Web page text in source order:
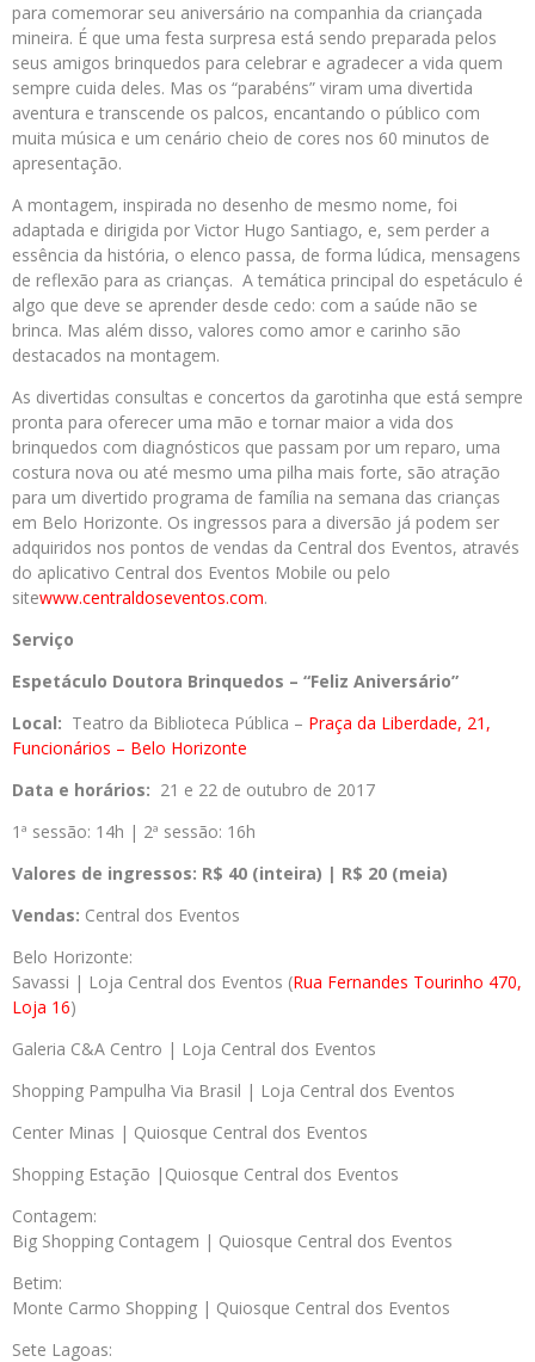
para comemorar seu aniversário na companhia da criançada
mineira. É que uma festa surpresa está sendo preparada pelos
seus amigos brinquedos para celebrar e agradecer a vida quem
sempre cuida deles. Mas os “parabéns” viram uma divertida
aventura e transcende os palcos, encantando o público com
muita música e um cenário cheio de cores nos 60 minutos de
apresentação.
A montagem, inspirada no desenho de mesmo nome, foi
adaptada e dirigida por Victor Hugo Santiago, e, sem perder a
essência da história, o elenco passa, de forma lúdica, mensagens
de reflexão para as crianças. A temática principal do espetáculo é
algo que deve se aprender desde cedo: com a saúde não se
brinca. Mas além disso, valores como amor e carinho são
destacados na montagem.
As divertidas consultas e concertos da garotinha que está sempre
pronta para oferecer uma mão e tornar maior a vida dos
brinquedos com diagnósticos que passam por um reparo, uma
costura nova ou até mesmo uma pilha mais forte, são atração
para um divertido programa de família na semana das crianças
em Belo Horizonte. Os ingressos para a diversão já podem ser
adquiridos nos pontos de vendas da Central dos Eventos, através
do aplicativo Central dos Eventos Mobile ou pelo
sitewww.centraldoseventos.com.
Serviço
Espetáculo Doutora Brinquedos – “Feliz Aniversário”
Local: Teatro da Biblioteca Pública – Praça da Liberdade, 21,
Funcionários – Belo Horizonte
Data e horários: 21 e 22 de outubro de 2017
1ª sessão: 14h | 2ª sessão: 16h
Valores de ingressos: R$ 40 (inteira) | R$ 20 (meia)
Vendas: Central dos Eventos
Belo Horizonte:
Savassi | Loja Central dos Eventos (Rua Fernandes Tourinho 470,
Loja 16)
Galeria C&A Centro | Loja Central dos Eventos
Shopping Pampulha Via Brasil | Loja Central dos Eventos
Center Minas | Quiosque Central dos Eventos
Shopping Estação |Quiosque Central dos Eventos
Contagem:
Big Shopping Contagem | Quiosque Central dos Eventos
Betim:
Monte Carmo Shopping | Quiosque Central dos Eventos
Sete Lagoas: